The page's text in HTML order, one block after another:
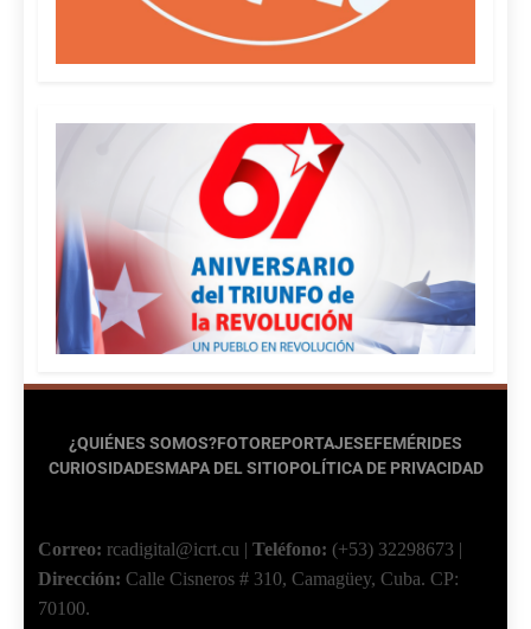
¿QUIÉNES SOMOS?FOTOREPORTAJESEFEMÉRIDES
CURIOSIDADESMAPA DEL SITIOPOLÍTICA DE PRIVACIDAD
Correo: rcadigital@icrt.cu | Teléfono: (+53) 32298673 |
Dirección: Calle Cisneros # 310, Camagüey, Cuba. CP:
70100.